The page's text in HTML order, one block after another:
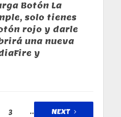
Botón La
solo tienes
rojo y darle
una nueva
y
3 … 11
NEXT